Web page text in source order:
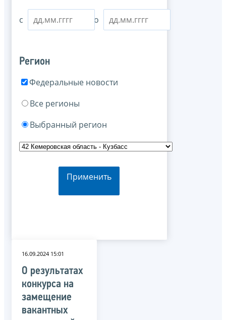
с по
Регион
Федеральные новости
Все регионы
Выбранный регион
Применить
16.09.2024 15:01
О результатах
конкурса на
замещение
вакантных